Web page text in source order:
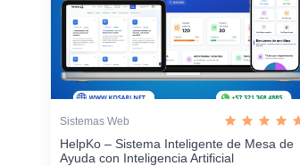
Sistemas Web
HelpKo – Sistema Inteligente de Mesa de
Ayuda con Inteligencia Artificial